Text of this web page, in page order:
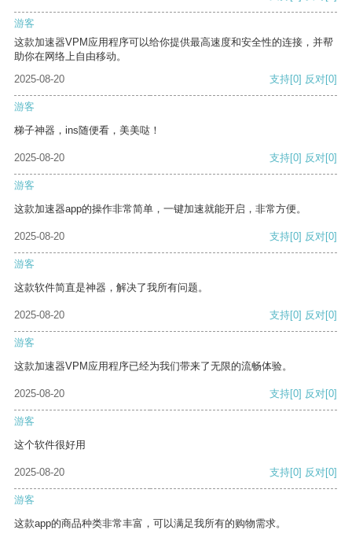
游客
这款加速器VPM应用程序可以给你提供最高速度和安全性的连接，并帮
助你在网络上自由移动。
2025-08-20
支持[0] 反对[0]
游客
梯子神器，ins随便看，美美哒！
2025-08-20 支持[0] 反对[0]
游客
这款加速器app的操作非常简单，一键加速就能开启，非常方便。
2025-08-20 支持[0] 反对[0]
游客
这款软件简直是神器，解决了我所有问题。
2025-08-20 支持[0] 反对[0]
游客
这款加速器VPM应用程序已经为我们带来了无限的流畅体验。
2025-08-20 支持[0] 反对[0]
游客
这个软件很好用
2025-08-20 支持[0] 反对[0]
游客
这款app的商品种类非常丰富，可以满足我所有的购物需求。